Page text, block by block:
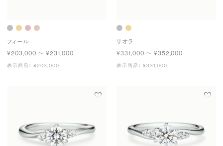
フィール
¥203,000 〜 ¥231,000
表示商品： ¥203,000
リオラ
¥331,000 〜 ¥352,000
表示商品： ¥331,000